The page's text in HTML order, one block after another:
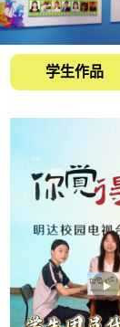
学生作品